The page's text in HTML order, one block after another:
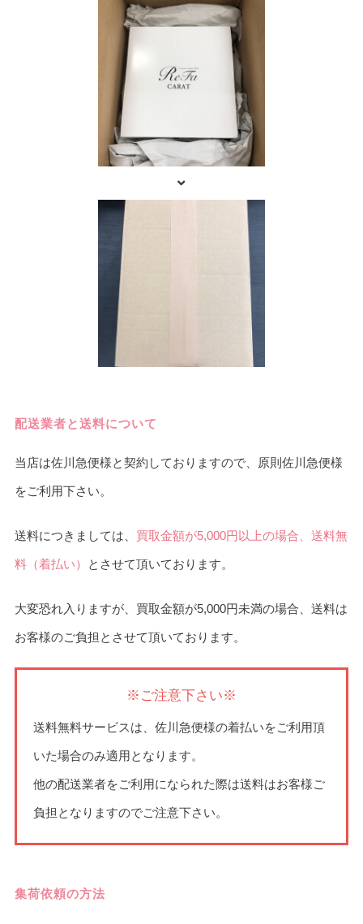
配送業者と送料について
当店は佐川急便様と契約しておりますので、原則佐川急便様
をご利用下さい。
送料につきましては、 買取金額が5,000円以上の場合、送料無
料（着払い） とさせて頂いております。
大変恐れ入りますが、買取金額が5,000円未満の場合、送料は
お客様のご負担とさせて頂いております。
※ご注意下さい※
送料無料サービスは、佐川急便様の着払いをご利用頂
いた場合のみ適用となります。
他の配送業者をご利用になられた際は送料はお客様ご
負担となりますのでご注意下さい。
集荷依頼の方法